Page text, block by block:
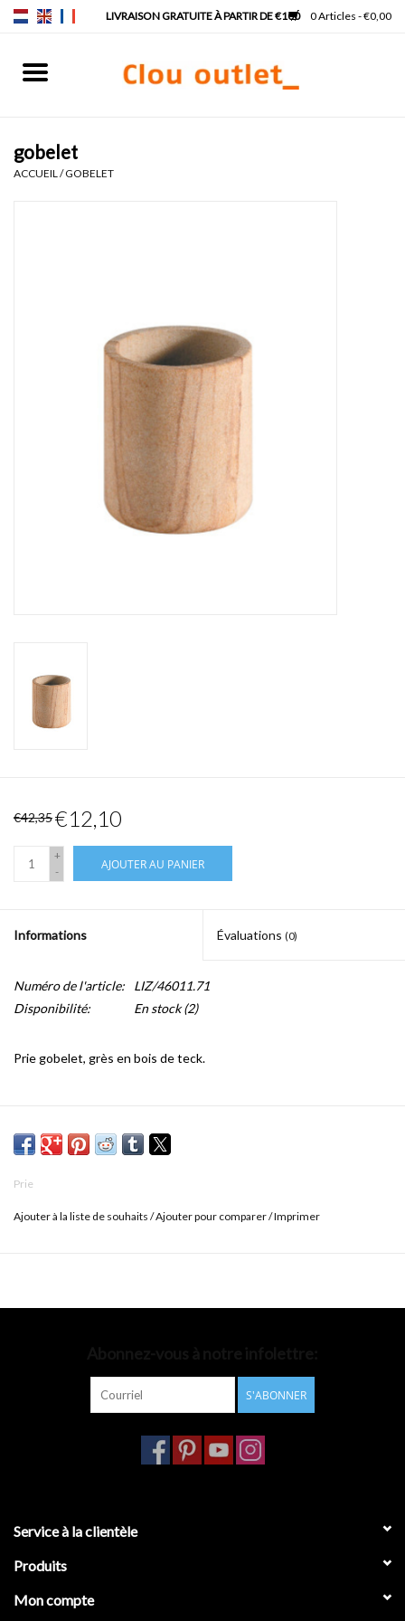
0 Articles - €0,00
Accessoires de salle de bain
gobelet
ACCUEIL /GOBELET
€42,35€12,10
+
-
AJOUTER AU PANIER
Informations Évaluations (0)
Numéro de l'article:
LIZ/46011.71
Disponibilité:
En stock(2)
Prie gobelet, grès en bois de teck.
Prie
Ajouter à la liste de souhaits /Ajouter pour comparer/Imprimer
S'ABONNER
Service à la clientèle
Produits
Mon compte